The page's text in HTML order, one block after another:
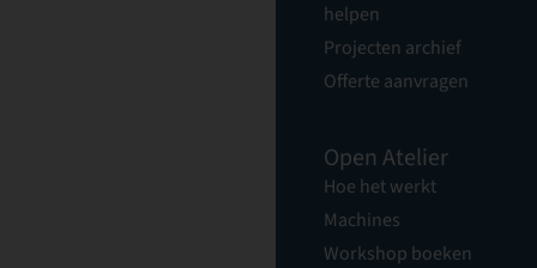
helpen
Projecten archief
Offerte aanvragen
Open Atelier
Hoe het werkt
Machines
Workshop boeken